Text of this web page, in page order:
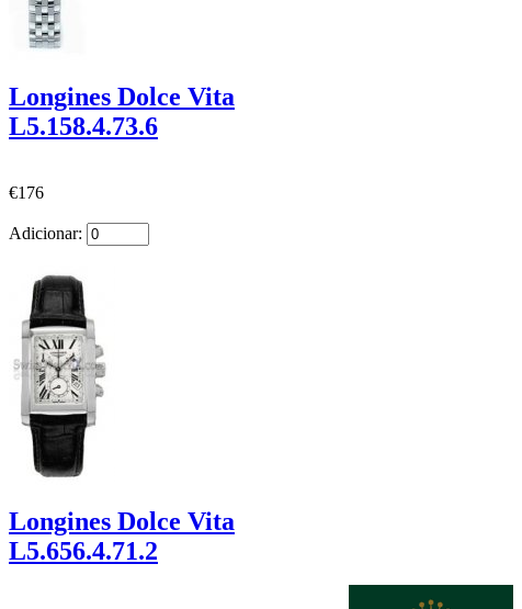
Longines Dolce Vita
L5.158.4.73.6
€176
Adicionar:
Longines Dolce Vita
L5.656.4.71.2